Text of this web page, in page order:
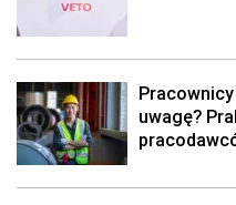
uwagę?